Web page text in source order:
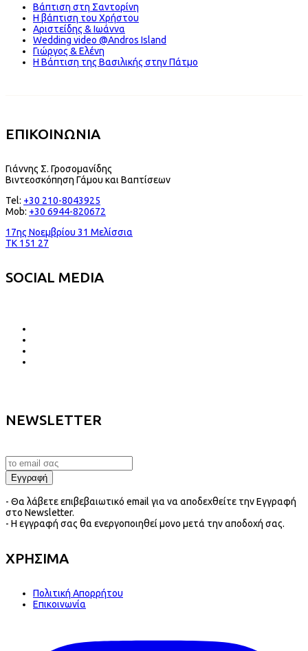
Βάπτιση στη Σαντορίνη
Η βάπτιση του Χρήστου
Αριστείδης & Ιωάννα
Wedding video @Andros Island
Γιώργος & Ελένη
Η Βάπτιση της Βασιλικής στην Πάτμο
ΕΠΙΚΟΙΝΩΝΙΑ
Γιάννης Σ. Γροσομανίδης
Βιντεοσκόπηση Γάμου και Βαπτίσεων
Tel: +30 210-8043925
Mob: +30 6944-820672
17ης Νοεμβρίου 31 Μελίσσια
TK 151 27
SOCIAL MEDIA
NEWSLETTER
- Θα λάβετε επιβεβαιωτικό email για να αποδεχθείτε την Εγγραφή
στο Newsletter.
- Η εγγραφή σας θα ενεργοποιηθεί μονο μετά την αποδοχή σας.
ΧΡΗΣΙΜΑ
Πολιτική Απορρήτου
Επικοινωνία